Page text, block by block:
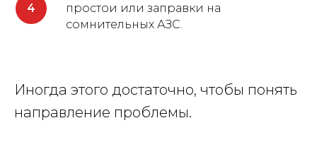
простои или заправки на
сомнительных АЗС.
Иногда этого достаточно, чтобы понять
направление проблемы.